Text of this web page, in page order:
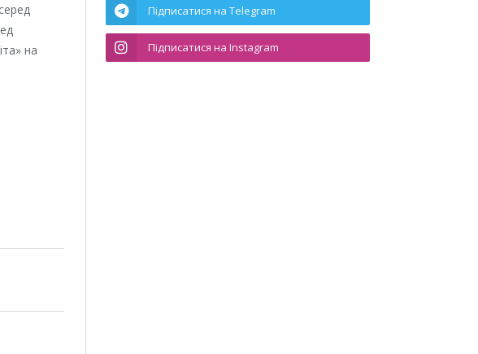
на
Підписатися на Telegram
Підписатися на Instagram